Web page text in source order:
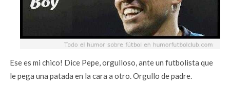
Ese es mi chico! Dice Pepe, orgulloso, ante un futbolista que
le pega una patada en la cara a otro. Orgullo de padre.